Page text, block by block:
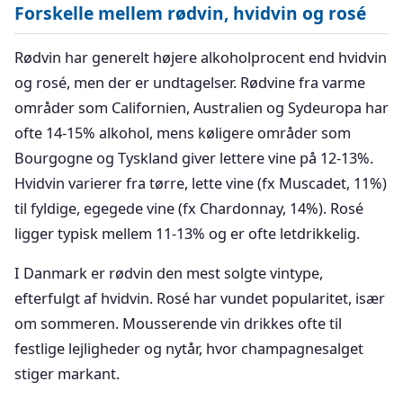
Forskelle mellem rødvin, hvidvin og rosé
Rødvin har generelt højere alkoholprocent end hvidvin
og rosé, men der er undtagelser. Rødvine fra varme
områder som Californien, Australien og Sydeuropa har
ofte 14-15% alkohol, mens køligere områder som
Bourgogne og Tyskland giver lettere vine på 12-13%.
Hvidvin varierer fra tørre, lette vine (fx Muscadet, 11%)
til fyldige, egegede vine (fx Chardonnay, 14%). Rosé
ligger typisk mellem 11-13% og er ofte letdrikkelig.
I Danmark er rødvin den mest solgte vintype,
efterfulgt af hvidvin. Rosé har vundet popularitet, især
om sommeren. Mousserende vin drikkes ofte til
festlige lejligheder og nytår, hvor champagnesalget
stiger markant.